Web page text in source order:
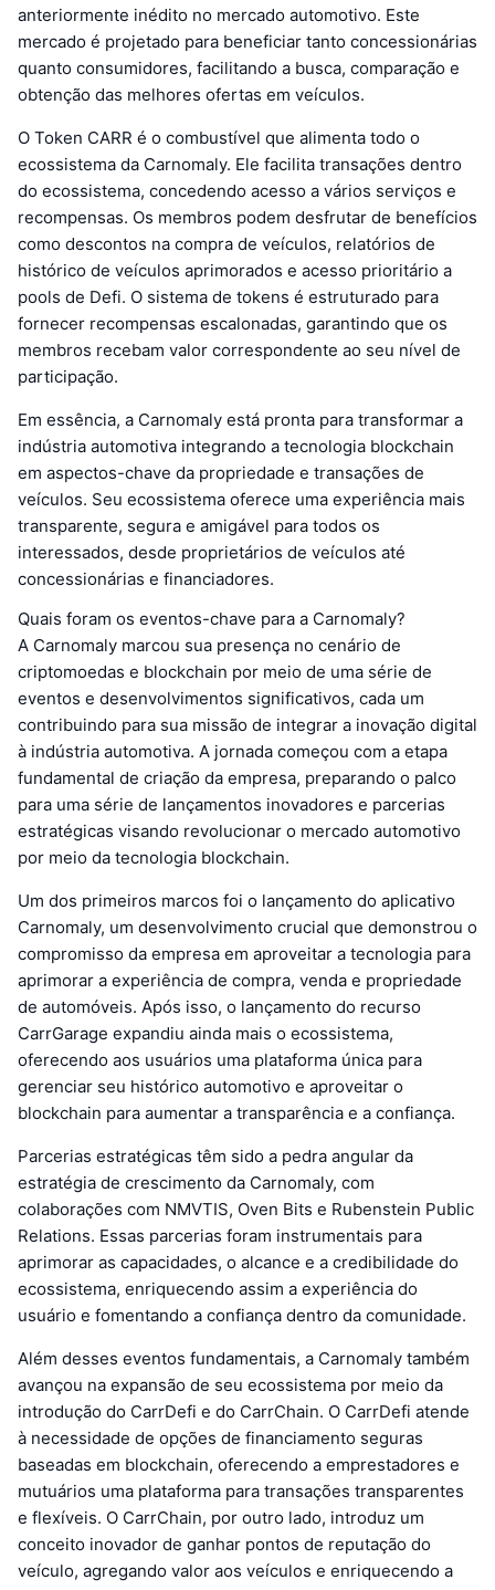
anteriormente inédito no mercado automotivo. Este
mercado é projetado para beneficiar tanto concessionárias
quanto consumidores, facilitando a busca, comparação e
obtenção das melhores ofertas em veículos.
O Token CARR é o combustível que alimenta todo o
ecossistema da Carnomaly. Ele facilita transações dentro
do ecossistema, concedendo acesso a vários serviços e
recompensas. Os membros podem desfrutar de benefícios
como descontos na compra de veículos, relatórios de
histórico de veículos aprimorados e acesso prioritário a
pools de Defi. O sistema de tokens é estruturado para
fornecer recompensas escalonadas, garantindo que os
membros recebam valor correspondente ao seu nível de
participação.
Em essência, a Carnomaly está pronta para transformar a
indústria automotiva integrando a tecnologia blockchain
em aspectos-chave da propriedade e transações de
veículos. Seu ecossistema oferece uma experiência mais
transparente, segura e amigável para todos os
interessados, desde proprietários de veículos até
concessionárias e financiadores.
Quais foram os eventos-chave para a Carnomaly?
A Carnomaly marcou sua presença no cenário de
criptomoedas e blockchain por meio de uma série de
eventos e desenvolvimentos significativos, cada um
contribuindo para sua missão de integrar a inovação digital
à indústria automotiva. A jornada começou com a etapa
fundamental de criação da empresa, preparando o palco
para uma série de lançamentos inovadores e parcerias
estratégicas visando revolucionar o mercado automotivo
por meio da tecnologia blockchain.
Um dos primeiros marcos foi o lançamento do aplicativo
Carnomaly, um desenvolvimento crucial que demonstrou o
compromisso da empresa em aproveitar a tecnologia para
aprimorar a experiência de compra, venda e propriedade
de automóveis. Após isso, o lançamento do recurso
CarrGarage expandiu ainda mais o ecossistema,
oferecendo aos usuários uma plataforma única para
gerenciar seu histórico automotivo e aproveitar o
blockchain para aumentar a transparência e a confiança.
Parcerias estratégicas têm sido a pedra angular da
estratégia de crescimento da Carnomaly, com
colaborações com NMVTIS, Oven Bits e Rubenstein Public
Relations. Essas parcerias foram instrumentais para
aprimorar as capacidades, o alcance e a credibilidade do
ecossistema, enriquecendo assim a experiência do
usuário e fomentando a confiança dentro da comunidade.
Além desses eventos fundamentais, a Carnomaly também
avançou na expansão de seu ecossistema por meio da
introdução do CarrDefi e do CarrChain. O CarrDefi atende
à necessidade de opções de financiamento seguras
baseadas em blockchain, oferecendo a emprestadores e
mutuários uma plataforma para transações transparentes
e flexíveis. O CarrChain, por outro lado, introduz um
conceito inovador de ganhar pontos de reputação do
veículo, agregando valor aos veículos e enriquecendo a